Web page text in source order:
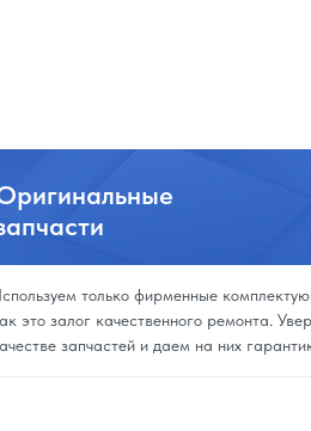
только фирменные
это залог качественного ремонта.
запчастей и даем на них